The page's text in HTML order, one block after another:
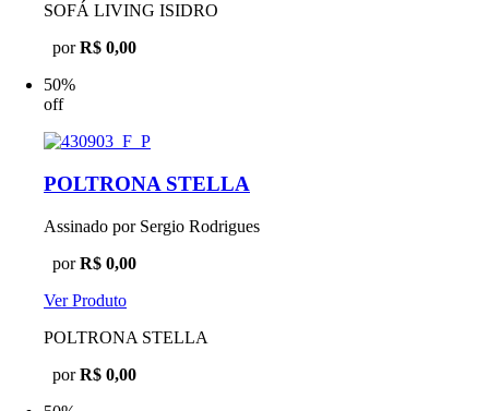
SOFÁ LIVING ISIDRO
porR$ 0,00
50%
off
POLTRONA STELLA
Assinado por Sergio Rodrigues
porR$ 0,00
Ver Produto
POLTRONA STELLA
porR$ 0,00